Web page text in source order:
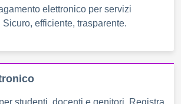
elettronico per servizi
efficiente, trasparente.
studenti, docenti e genitori. Registra